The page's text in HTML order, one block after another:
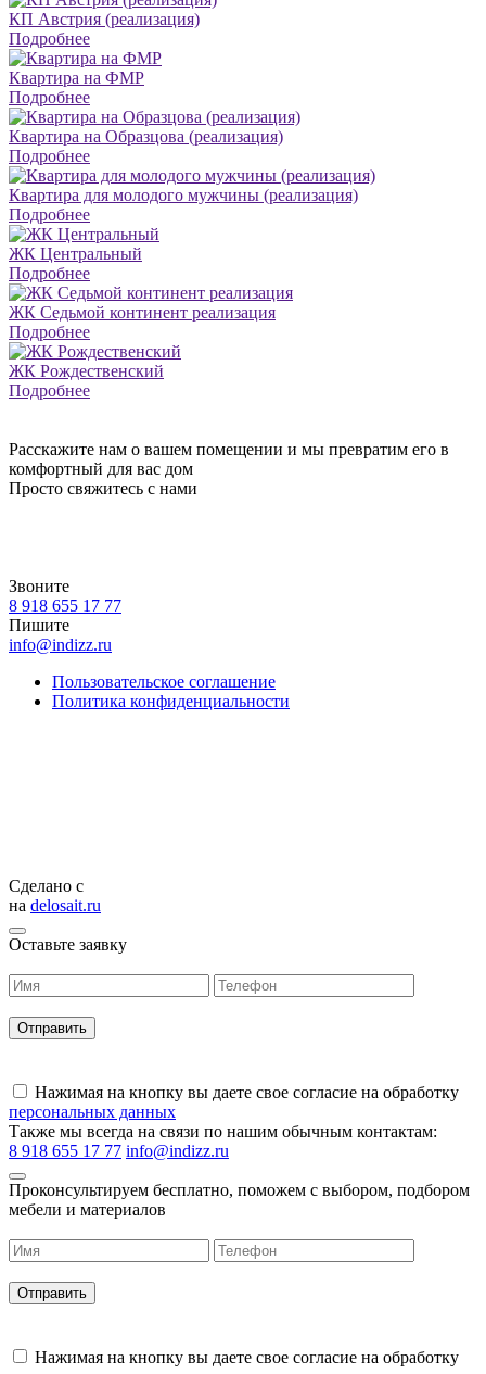
КП Австрия (реализация)
Подробнее
Квартира на ФМР
Подробнее
Квартира на Образцова (реализация)
Подробнее
Квартира для молодого мужчины (реализация)
Подробнее
ЖК Центральный
Подробнее
ЖК Седьмой континент реализация
Подробнее
ЖК Рождественский
Подробнее
Расскажите нам о вашем помещении и мы превратим его в
комфортный для вас дом
Просто свяжитесь с нами
Звоните
8 918 655 17 77
Пишите
info@indizz.ru
Пользовательское соглашение
Политика конфиденциальности
Сделано с
на delosait.ru
Оставьте заявку
Нажимая на кнопку вы даете свое согласие на обработку
персональных данных
Также мы всегда на связи по нашим обычным контактам:
8 918 655 17 77 info@indizz.ru
Проконсультируем бесплатно, поможем с выбором, подбором
мебели и материалов
Нажимая на кнопку вы даете свое согласие на обработку